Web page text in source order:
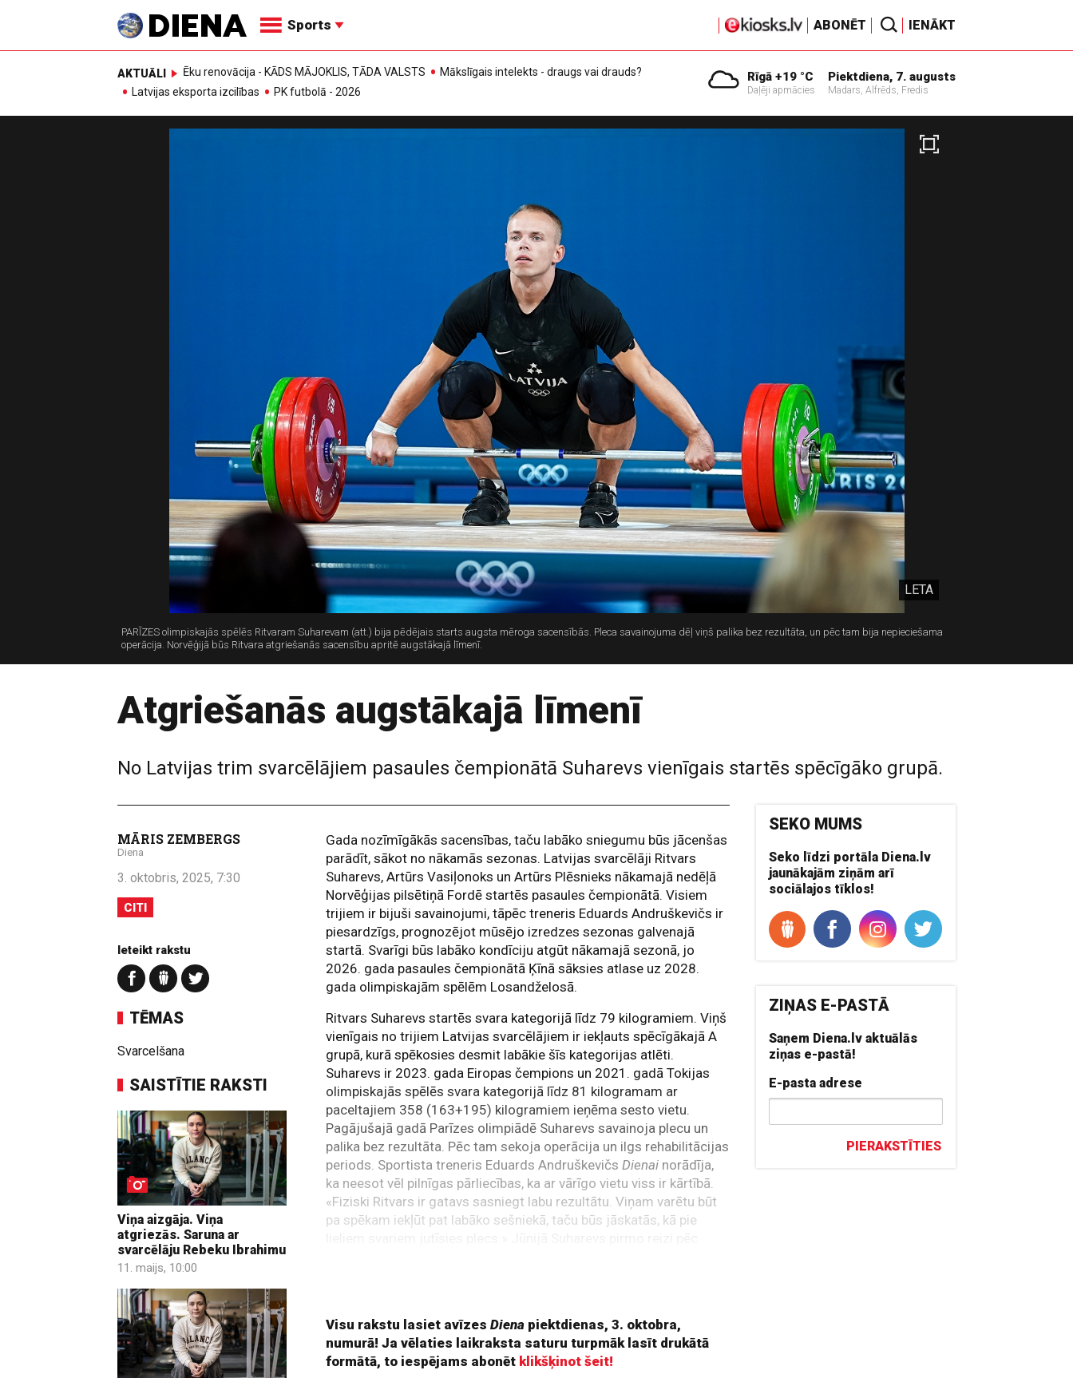
Sports ABONĒT IENĀKT
AKTUĀLI Ēku renovācija - KĀDS MĀJOKLIS, TĀDA VALSTS
Mākslīgais intelekts - draugs vai drauds?
Latvijas eksporta izcilības
PK futbolā - 2026
Rīgā +19 °C
Daļēji apmācies
Piektdiena, 7. augusts
Madars, Alfrēds, Fredis
LETA
PARĪZES olimpiskajās spēlēs Ritvaram Suharevam (att.) bija pēdējais starts augsta mēroga sacensībās. Pleca savainojuma dēļ viņš palika bez rezultāta, un pēc tam bija nepieciešama
operācija. Norvēģijā būs Ritvara atgriešanās sacensību apritē augstākajā līmenī.
Atgriešanās augstākajā līmenī
No Latvijas trim svarcēlājiem pasaules čempionātā Suharevs vienīgais startēs spēcīgāko grupā.
MĀRIS ZEMBERGS
Diena
3. oktobris, 2025, 7:30
CITI
Ieteikt rakstu
TĒMAS
Svarcelšana
SAISTĪTIE RAKSTI
Viņa aizgāja. Viņa
atgriezās. Saruna ar
svarcēlāju Rebeku Ibrahimu
11. maijs, 10:00
Gada nozīmīgākās sacensības, taču labāko sniegumu būs jācenšas
parādīt, sākot no nākamās sezonas. Latvijas svarcēlāji Ritvars
Suharevs, Artūrs Vasiļonoks un Artūrs Plēsnieks nākamajā nedēļā
Norvēģijas pilsētiņā Fordē startēs pasaules čempionātā. Visiem
trijiem ir bijuši savainojumi, tāpēc treneris Eduards Andruškevičs ir
piesardzīgs, prognozējot mūsējo izredzes sezonas galvenajā
startā. Svarīgi būs labāko kondīciju atgūt nākamajā sezonā, jo
2026. gada pasaules čempionātā Ķīnā sāksies atlase uz 2028.
gada olimpiskajām spēlēm Losandželosā.
Ritvars Suharevs startēs svara kategorijā līdz 79 kilogramiem. Viņš
vienīgais no trijiem Latvijas svarcēlājiem ir iekļauts spēcīgākajā A
grupā, kurā spēkosies desmit labākie šīs kategorijas atlēti.
Suharevs ir 2023. gada Eiropas čempions un 2021. gadā Tokijas
olimpiskajās spēlēs svara kategorijā līdz 81 kilogramam ar
paceltajiem 358 (163+195) kilogramiem ieņēma sesto vietu.
Pagājušajā gadā Parīzes olimpiādē Suharevs savainoja plecu un
palika bez rezultāta. Pēc tam sekoja operācija un ilgs rehabilitācijas
periods. Sportista treneris Eduards AndruškevičsDienai norādīja,
ka neesot vēl pilnīgas pārliecības, ka ar vārīgo vietu viss ir kārtībā.
«Fiziski Ritvars ir gatavs sasniegt labu rezultātu. Viņam varētu būt
pa spēkam iekļūt pat labāko sešniekā, taču būs jāskatās, kā pie
Visu rakstu lasiet avīzesDiena piektdienas, 3. oktobra,
numurā! Ja vēlaties laikraksta saturu turpmāk lasīt drukātā
formātā, to iespējams abonēt klikšķinot šeit!
SEKO MUMS
Seko līdzi portāla Diena.lv
jaunākajām ziņām arī
sociālajos tīklos!
ZIŅAS E-PASTĀ
Saņem Diena.lv aktuālās
ziņas e-pastā!
E-pasta adrese
PIERAKSTĪTIES